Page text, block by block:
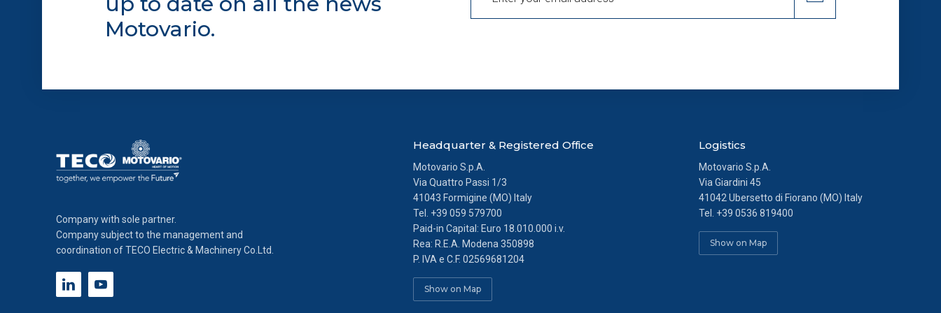
estesa cookie. La chiusura del presente banner comporterà il permanere dei soli cookie tecnici ed analytics anonimi, per i
quali non occorre il tuo consenso. Potrai modificare le tue scelte in qualsiasi momento, accedendo al link presente nel
Motovario.
Company with sole partner.
Company subject to the management and
coordination of TECO Electric & Machinery Co.Ltd.
Headquarter & Registered Office
Motovario S.p.A.
Via Quattro Passi 1/3
41043 Formigine (MO) Italy
Tel. +39 059 579700
Paid-in Capital: Euro 18.010.000 i.v.
Rea: R.E.A. Modena 350898
P. IVA e C.F. 02569681204
Show on Map
Logistics
Motovario S.p.A.
Via Giardini 45
41042 Ubersetto di Fiorano (MO) Italy
Tel. +39 0536 819400
Show on Map